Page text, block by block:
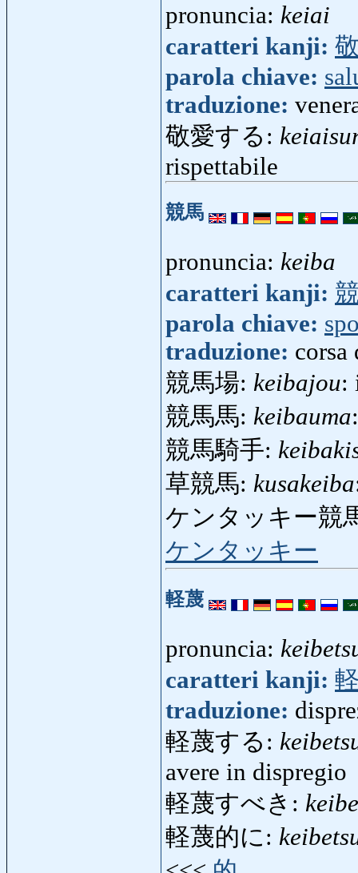
pronuncia: keiai
caratteri kanji:
parola chiave:
traduzione:
敬愛する:
rispettabile
競馬
pronuncia: keiba
caratteri kanji:
parola chiave:
traduzione:
競馬場: keibajou:
競馬馬: keibauma
競馬騎手:
草競馬: kusakeiba
ケンタッキー競
ケンタッキー
軽蔑
pronuncia:
caratteri kanji:
traduzione:
軽蔑する:
avere in dispregio
軽蔑すべき:
軽蔑的に: